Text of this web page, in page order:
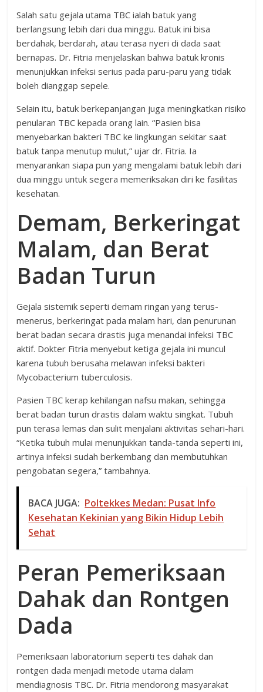
Salah satu gejala utama TBC ialah batuk yang
berlangsung lebih dari dua minggu. Batuk ini bisa
berdahak, berdarah, atau terasa nyeri di dada saat
bernapas. Dr. Fitria menjelaskan bahwa batuk kronis
menunjukkan infeksi serius pada paru-paru yang tidak
boleh dianggap sepele.
Selain itu, batuk berkepanjangan juga meningkatkan risiko
penularan TBC kepada orang lain. “Pasien bisa
menyebarkan bakteri TBC ke lingkungan sekitar saat
batuk tanpa menutup mulut,” ujar dr. Fitria. Ia
menyarankan siapa pun yang mengalami batuk lebih dari
dua minggu untuk segera memeriksakan diri ke fasilitas
kesehatan.
Demam, Berkeringat
Malam, dan Berat
Badan Turun
Gejala sistemik seperti demam ringan yang terus-
menerus, berkeringat pada malam hari, dan penurunan
berat badan secara drastis juga menandai infeksi TBC
aktif. Dokter Fitria menyebut ketiga gejala ini muncul
karena tubuh berusaha melawan infeksi bakteri
Mycobacterium tuberculosis.
Pasien TBC kerap kehilangan nafsu makan, sehingga
berat badan turun drastis dalam waktu singkat. Tubuh
pun terasa lemas dan sulit menjalani aktivitas sehari-hari.
“Ketika tubuh mulai menunjukkan tanda-tanda seperti ini,
artinya infeksi sudah berkembang dan membutuhkan
pengobatan segera,” tambahnya.
BACA JUGA: Poltekkes Medan: Pusat Info
Kesehatan Kekinian yang Bikin Hidup Lebih
Sehat
Peran Pemeriksaan
Dahak dan Rontgen
Dada
Pemeriksaan laboratorium seperti tes dahak dan
rontgen dada menjadi metode utama dalam
mendiagnosis TBC. Dr. Fitria mendorong masyarakat